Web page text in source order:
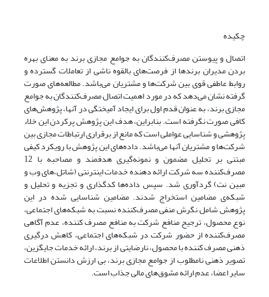
چکیده
اتصال و پیوستن مصرف‌کنندگان به جوامع مجازی برند به معنای بهره
بردن مدیران برندها از فرصت‌‌‌‌‌‌‌‌‌‌های بالقوه ناشی از تعاملات گسترده و
روابط عاطفی قوی بین شرکت‌ها و مشتریان می‌باشد. مطالعه‌های صورت
گرفته نشان می‌دهد که در مورد اهمیت اتصال مصرف‌کنندگان به جوامع
مجازی برند، به عنوان قدم اول برای ایجاد آمیختگی در آنها، پژوهش‌های
کافی صورت نگرفته است. بنابراین، هدف این پژوهش پرکردن این خلاء
پژوهشی و شناسایی عواملی است که مانع از برقراری ارتباطات مجازی بین
شرکت‌ها و مشتریان آنها می‌باشد. داده‌های این پژوهش با رویکرد کیفی
مبتنی بر تحلیل مضمون و نمونه‌گیری هدفمند و مصاحبه با 12
مصرف‌کننده سه شرکت ارائه دهنده خدمات اینترنتی (شاتل،‌های وب و
مبین نت) گردآوری شد. سپس داده‌ها کدگذاری و تجزیه و تحلیل و
شبکه‌ی مضامین استخراج شدند. مضامین شناسایی شده در این
پژوهش شامل نگرش منفی مصرف‌کننده نسبت به شبکه‌های اجتماعی،
نوع محصول، ترجیح منافع شرکت به منافع مصرف کننده، عدم آگاهی
مصرف‌کننده از حضور شرکت در شبکه‌های اجتماعی، کاهش درگیری
ذهنی مصرف کننده با محصول، نارضایتی از برند، ارائه خدمات جایگزین،
تصویر ذهنی نامطلوب از جوامع مجازی برند، بی ارزش دانستن اطلاعات
سایر اعضا، عدم ارائه مشوق‌های مالی جذاب است.